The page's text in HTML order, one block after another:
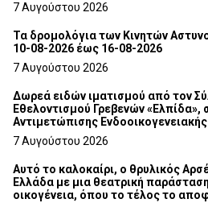
7 Αυγούστου 2026
Τα δρομολόγια των Κινητών
10-08-2026 έως 16-08-2026
7 Αυγούστου 2026
Δωρεά ειδών ιματισμού από τον
Εθελοντισμού Γρεβενών «Ελπίδα»,
Αντιμετώπισης
Τμήματος Γρεβενών
7 Αυγούστου 2026
Αυτό το καλοκαίρι, ο θρυλικός
Ελλάδα με μια θεατρική
οικογένεια, όπου το τέλος το